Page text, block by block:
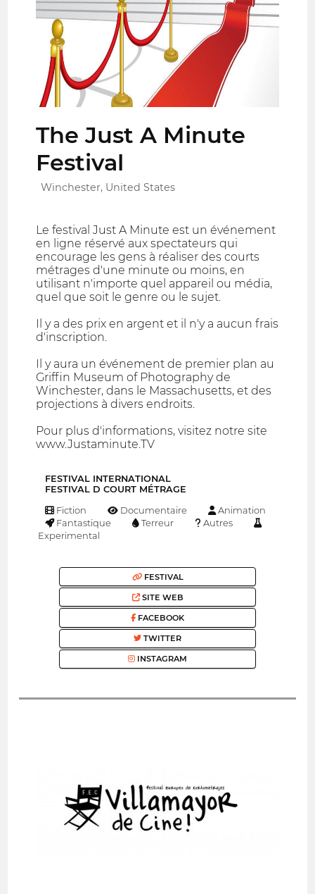
The Just A Minute
Festival
Winchester, United States
Le festival Just A Minute est un événement
en ligne réservé aux spectateurs qui
encourage les gens à réaliser des courts
métrages d'une minute ou moins, en
utilisant n'importe quel appareil ou média,
quel que soit le genre ou le sujet.
Il y a des prix en argent et il n'y a aucun frais
d'inscription.
Il y aura un événement de premier plan au
Griffin Museum of Photography de
Winchester, dans le Massachusetts, et des
projections à divers endroits.
Pour plus d'informations, visitez notre site
www.Justaminute.TV
FESTIVAL INTERNATIONAL
FESTIVAL D COURT MÉTRAGE
Fiction Documentaire
Animation
Fantastique
Terreur
Autres
Experimental
FESTIVAL
SITE WEB
FACEBOOK
TWITTER
INSTAGRAM